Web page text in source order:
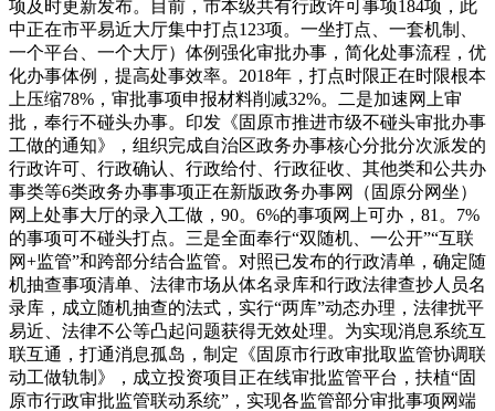
项及时更新发布。目前，市本级共有行政许可事项184项，此
中正在市平易近大厅集中打点123项。一坐打点、一套机制、
一个平台、一个大厅）体例强化审批办事，简化处事流程，优
化办事体例，提高处事效率。2018年，打点时限正在时限根本
上压缩78%，审批事项申报材料削减32%。二是加速网上审
批，奉行不碰头办事。印发《固原市推进市级不碰头审批办事
工做的通知》，组织完成自治区政务办事核心分批分次派发的
行政许可、行政确认、行政给付、行政征收、其他类和公共办
事类等6类政务办事事项正在新版政务办事网（固原分网坐）
网上处事大厅的录入工做，90。6%的事项网上可办，81。7%
的事项可不碰头打点。三是全面奉行“双随机、一公开”“互联
网+监管”和跨部分结合监管。对照已发布的行政清单，确定随
机抽查事项清单、法律市场从体名录库和行政法律查抄人员名
录库，成立随机抽查的法式，实行“两库”动态办理，法律扰平
易近、法律不公等凸起问题获得无效处理。为实现消息系统互
联互通，打通消息孤岛，制定《固原市行政审批取监管协调联
动工做轨制》，成立投资项目正在线审批监管平台，扶植“固
原市行政审批监管联动系统”，实现各监管部分审批事项网端